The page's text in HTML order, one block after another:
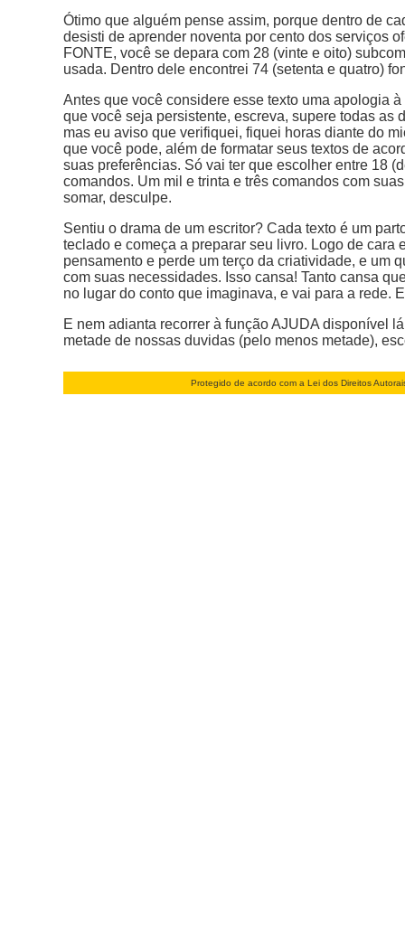
Ótimo que alguém pense assim, porque dentro de
desisti de aprender noventa por cento dos serviços
FONTE, você se depara com 28 (vinte e oito)
usada. Dentro dele encontrei 74 (setenta e quatro)
Antes que você considere esse texto uma apologia
que você seja persistente, escreva, supere todas
mas eu aviso que verifiquei, fiquei horas diante do
que você pode, além de formatar seus textos de
suas preferências. Só vai ter que escolher entre 18
comandos. Um mil e trinta e três comandos com
somar, desculpe.
Sentiu o drama de um escritor? Cada texto é um
teclado e começa a preparar seu livro. Logo de
pensamento e perde um terço da criatividade, e um
com suas necessidades. Isso cansa! Tanto cansa
no lugar do conto que imaginava, e vai para a rede.
E nem adianta recorrer à função AJUDA disponível
metade de nossas duvidas (pelo menos metade),
Protegido de acordo com a Lei dos Direitos